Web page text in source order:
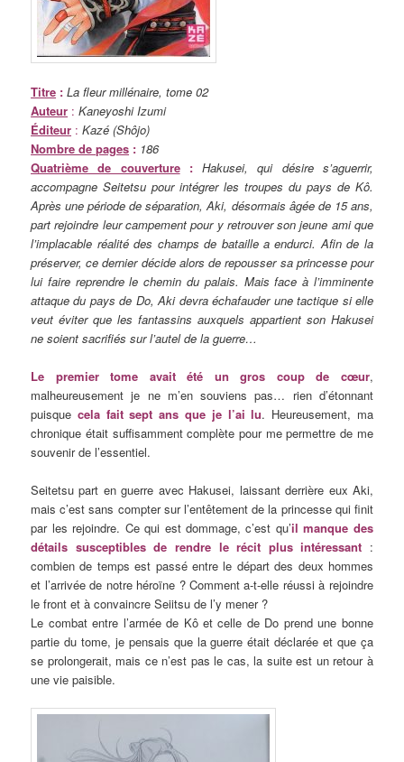
Titre : La fleur millénaire, tome 02
Auteur :Kaneyoshi Izumi
Éditeur : Kazé (Shôjo)
Nombre de pages : 186
Quatrième de couverture:Hakusei, qui désire s’aguerrir,
accompagne Seitetsu pour intégrer les troupes du pays de Kô.
Après une période de séparation, Aki, désormais âgée de 15 ans,
part rejoindre leur campement pour y retrouver son jeune ami que
l’implacable réalité des champs de bataille a endurci. Afin de la
préserver, ce dernier décide alors de repousser sa princesse pour
lui faire reprendre le chemin du palais. Mais face à l’imminente
attaque du pays de Do, Aki devra échafauder une tactique si elle
veut éviter que les fantassins auxquels appartient son Hakusei
ne soient sacrifiés sur l’autel de la guerre…
Le premier tome avait été un gros coup de cœur,
malheureusement je ne m’en souviens pas… rien d’étonnant
puisque cela fait sept ans que je l’ai lu. Heureusement, ma
chronique était suffisamment complète pour me permettre de me
souvenir de l’essentiel.
Seitetsu part en guerre avec Hakusei, laissant derrière eux Aki,
mais c’est sans compter sur l’entêtement de la princesse qui finit
par les rejoindre. Ce qui est dommage, c’est qu’il manque des
détails susceptibles de rendre le récit plus intéressant :
combien de temps est passé entre le départ des deux hommes
et l’arrivée de notre héroïne ? Comment a-t-elle réussi à rejoindre
le front et à convaincre Seiitsu de l’y mener ?
Le combat entre l’armée de Kô et celle de Do prend une bonne
partie du tome, je pensais que la guerre était déclarée et que ça
se prolongerait, mais ce n’est pas le cas, la suite est un retour à
une vie paisible.